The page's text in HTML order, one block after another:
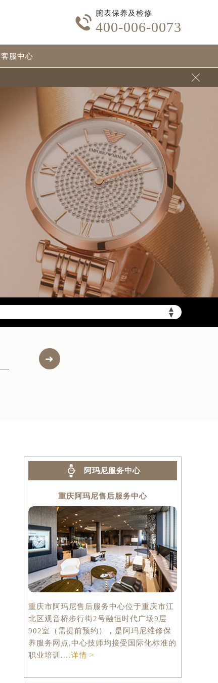

腕表保养及检修
400-006-0073
客服中心

▲
▼
阿玛尼服务中心
重庆阿玛尼售后服务中心
重庆市阿玛尼售后服务中心位于重庆市江
北区观音桥步行街2号融恒时代广场9层
902室（需提前预约），是阿玛尼维修保
养服务网点,中心技师均接受国际化标准的
职业培训....详情 >